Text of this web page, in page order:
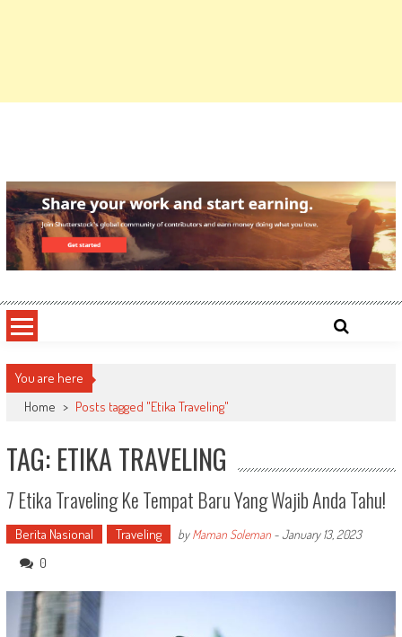
You are here
Home > Posts tagged "Etika Traveling"
TAG: ETIKA TRAVELING
7 Etika Traveling Ke Tempat Baru Yang Wajib Anda Tahu!
Berita Nasional Traveling byMaman Soleman-January 13, 2023
0